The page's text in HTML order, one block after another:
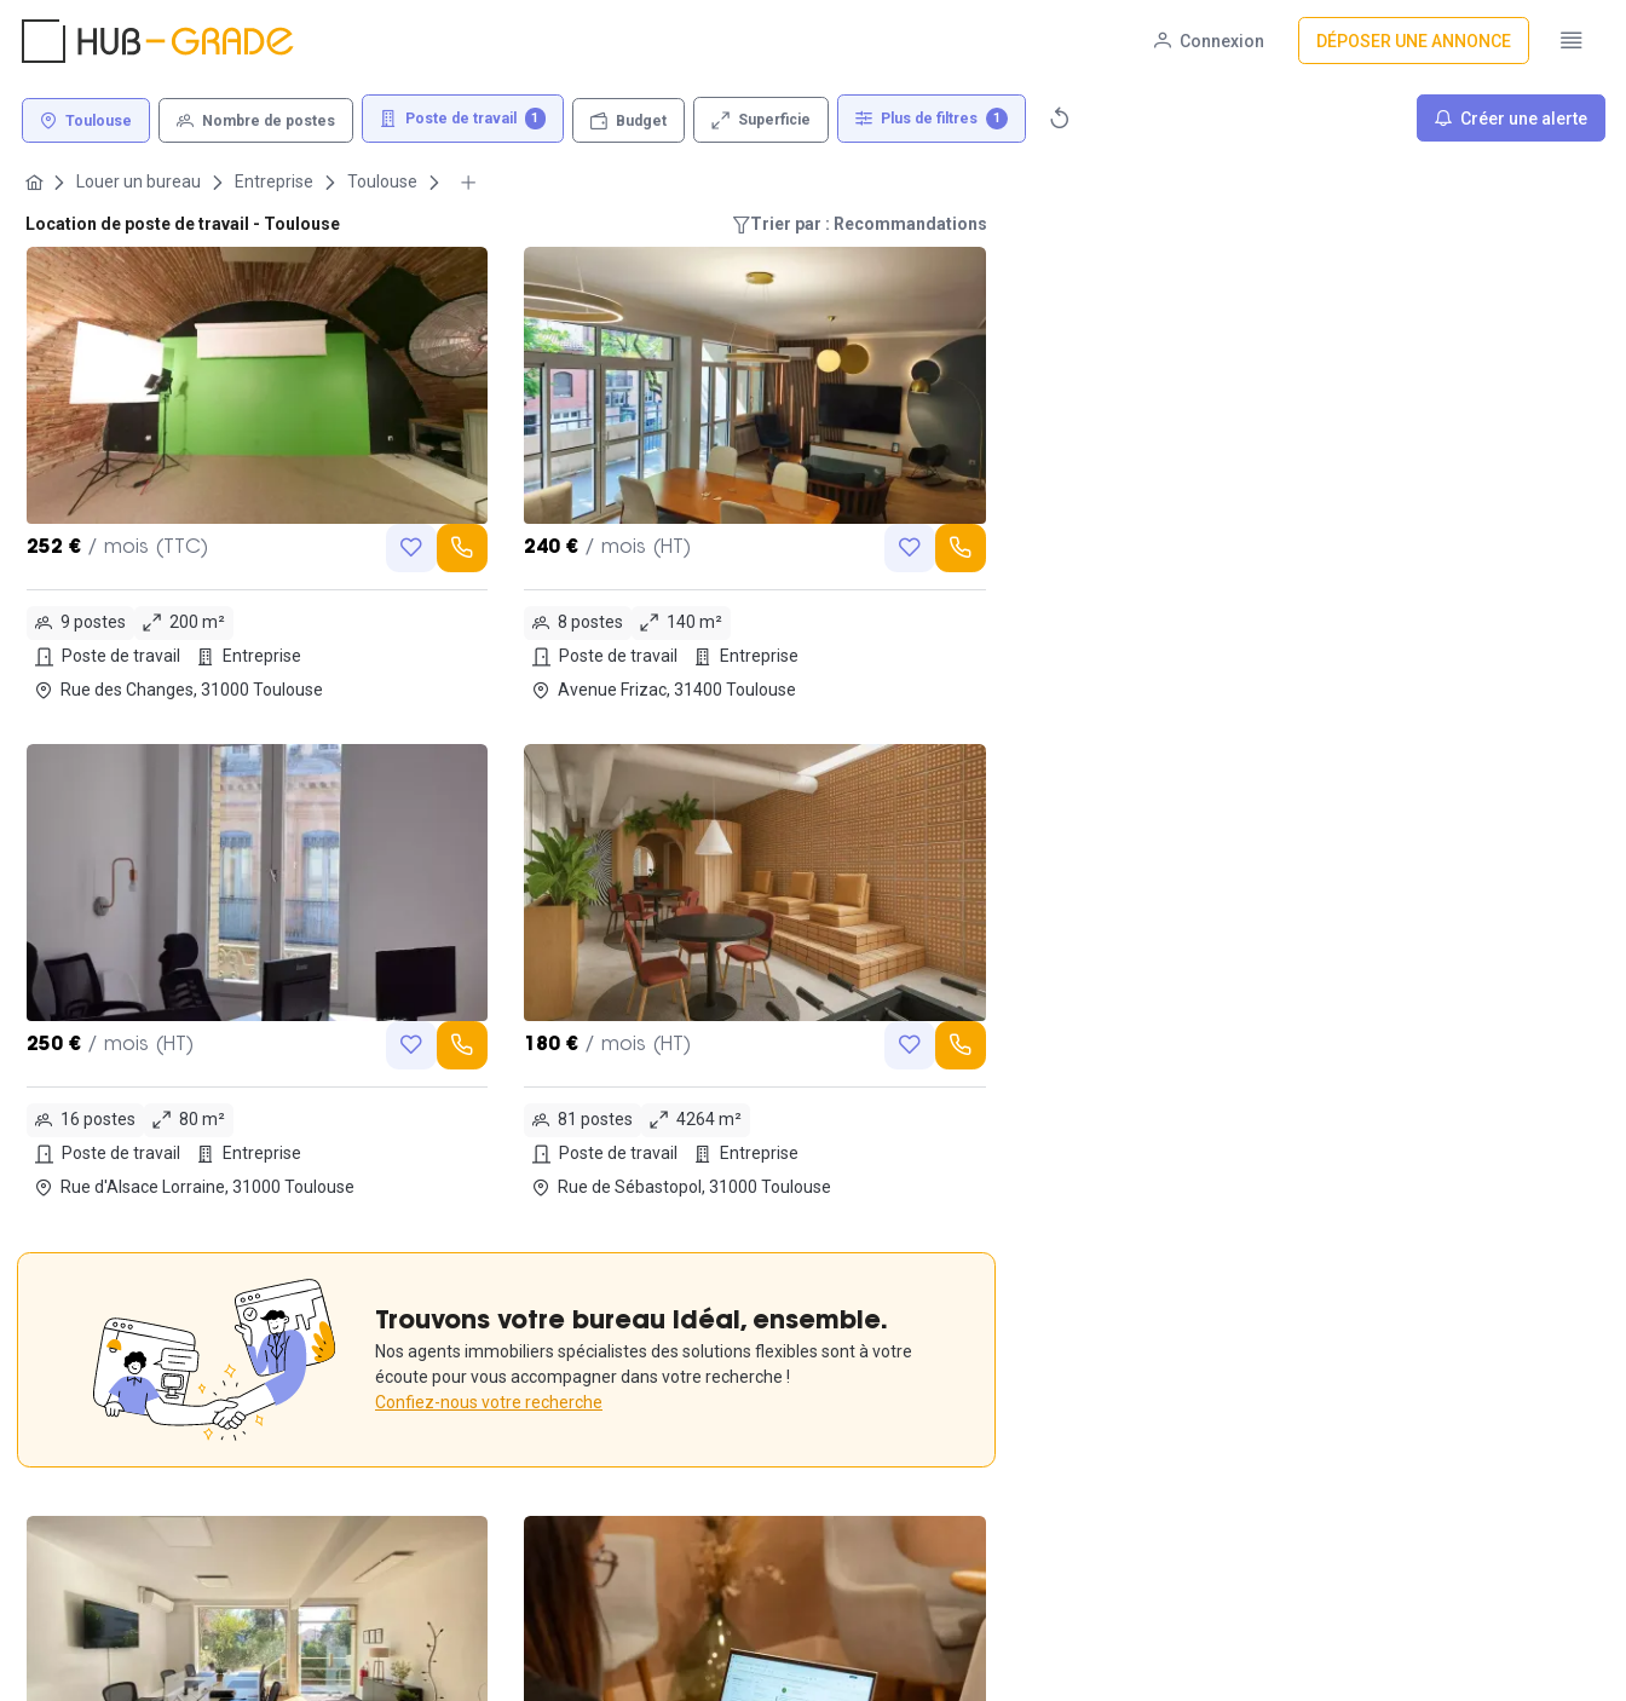
Connexion DÉPOSER UNE ANNONCE
Toulouse Nombre de postes Poste de travail 1 Budget Superficie Plus de filtres 1 Créer une alerte
Louer un bureau Entreprise Toulouse
Location de poste de travail - Toulouse Trier par : Recommandations
252 € / mois (TTC)
9 postes
200 m²
Poste de travail
Entreprise
Rue des Changes, 31000 Toulouse
240 € / mois (HT)
8 postes
140 m²
Poste de travail
Entreprise
Avenue Frizac, 31400 Toulouse
250 € / mois (HT)
16 postes
80 m²
Poste de travail
Entreprise
Rue d'Alsace Lorraine, 31000 Toulouse
180 € / mois (HT)
81 postes
4264 m²
Poste de travail
Entreprise
Rue de Sébastopol, 31000 Toulouse
Trouvons votre bureau idéal, ensemble.
Nos agents immobiliers spécialistes des solutions flexibles sont à votre
écoute pour vous accompagner dans votre recherche !
Confiez-nous votre recherche